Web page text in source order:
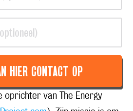
HIER CONTACT OP
oprichter van The Energy